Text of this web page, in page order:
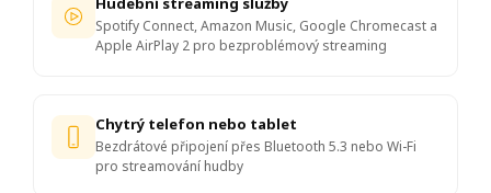
Spotify Connect, Amazon Music, Google Chromecast a
Apple AirPlay 2 pro bezproblémový streaming
Chytrý telefon nebo tablet
Bezdrátové připojení přes Bluetooth 5.3 nebo Wi-Fi
pro streamování hudby